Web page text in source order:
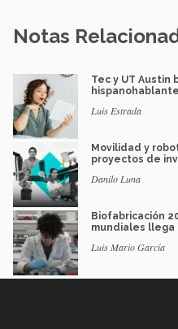
Notas
Tec y UT Austin
Luis Estrada
Movilidad y
proyectos de
Danilo Luna
Biofabricación
mundiales llega
Luis Mario García